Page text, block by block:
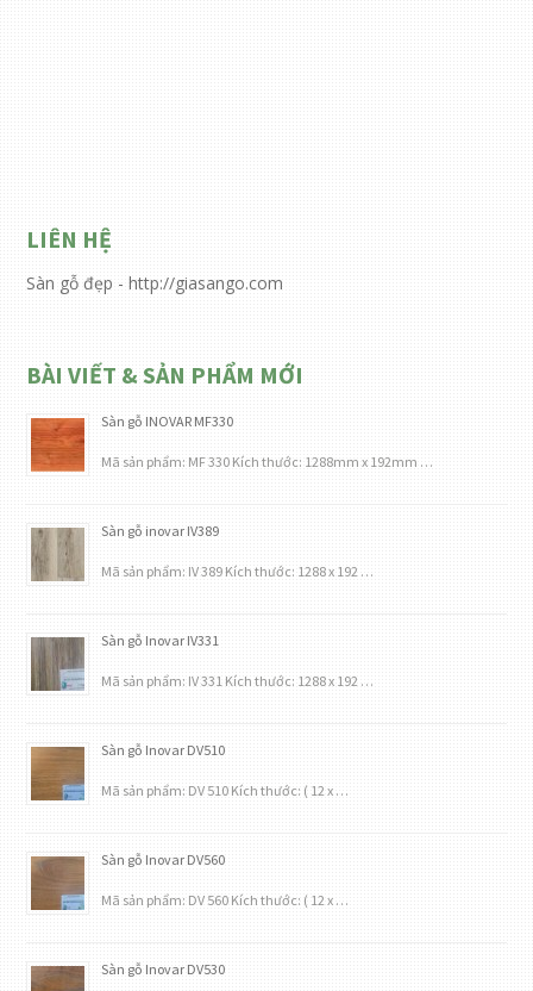
LIÊN HỆ
Sàn gỗ đẹp - http://giasango.com
BÀI VIẾT & SẢN PHẨM MỚI
Sàn gỗ INOVAR MF330
Mã sản phẩm: MF 330 Kích thước: 1288mm x 192mm …
Sàn gỗ inovar IV389
Mã sản phẩm: IV 389 Kích thước: 1288 x 192 …
Sàn gỗ Inovar IV331
Mã sản phẩm: IV 331 Kích thước: 1288 x 192 …
Sàn gỗ Inovar DV510
Mã sản phẩm: DV 510 Kích thước: ( 12 x …
Sàn gỗ Inovar DV560
Mã sản phẩm: DV 560 Kích thước: ( 12 x …
Sàn gỗ Inovar DV530